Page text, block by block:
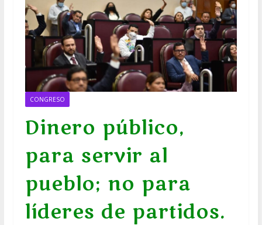
CONGRESO
Dinero público,
para servir al
pueblo; no para
líderes de partidos.